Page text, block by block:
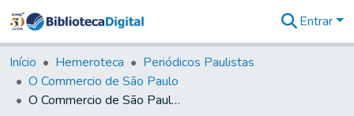
&
Coleções
Tudo na
Biblioteca
Entrar
Início Hemeroteca
Periódicos Paulistas
O Commercio de São Paulo
O Commercio de São Paulo, 1895, Ano III, n. 0841